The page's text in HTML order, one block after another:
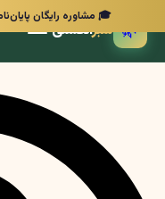
🎓 مشاوره رایگان
🌿 سبزانگشتی